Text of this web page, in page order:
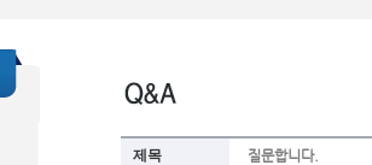
제목 질문합니다.